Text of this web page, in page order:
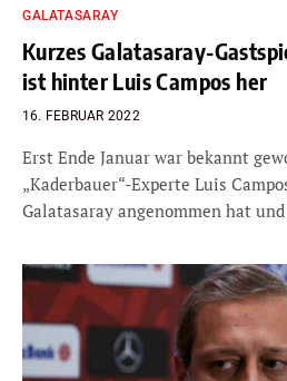
GALATASARAY
Kurzes Galatasaray-
ist hinter Luis Campos her
16. FEBRUAR 2022
Erst Ende Januar war bekannt
„Kaderbauer“-Experte Luis
Galatasaray angenommen hat